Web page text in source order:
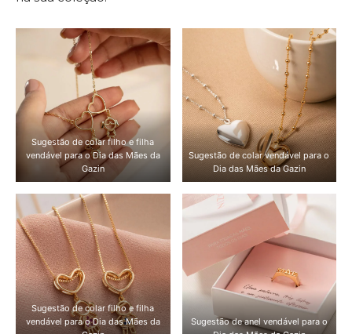
Sugestão de colar filho e filha
vendável para o Dia das Mães da
Gazin
Sugestão de colar vendável para o
Dia das Mães da Gazin
Sugestão de colar filho e filha
vendável para o Dia das Mães da
Sugestão de anel vendável para o